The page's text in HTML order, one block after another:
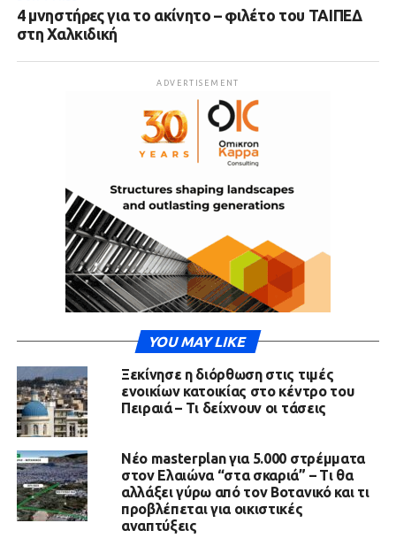
4 μνηστήρες για το ακίνητο – φιλέτο του ΤΑΙΠΕΔ
στη Χαλκιδική
ADVERTISEMENT
YOU MAY LIKE
Ξεκίνησε η διόρθωση στις τιμές
ενοικίων κατοικίας στο κέντρο του
Πειραιά – Τι δείχνουν οι τάσεις
Νέο masterplan για 5.000 στρέμματα
στον Ελαιώνα “στα σκαριά” – Τι θα
αλλάξει γύρω από τον Βοτανικό και τι
προβλέπεται για οικιστικές
αναπτύξεις